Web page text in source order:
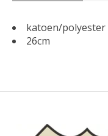
katoen/polyester
26cm